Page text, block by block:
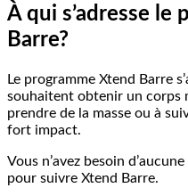
À qui s’adresse le
Barre?
Le programme Xtend Barre
souhaitent obtenir un corps
prendre de la masse ou à
fort impact.
Vous n’avez besoin
pour suivre Xtend Barre.